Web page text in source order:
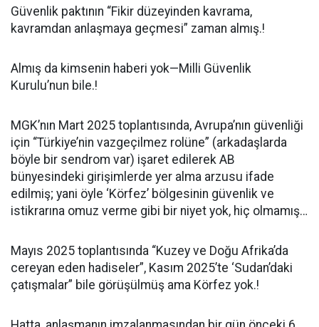
Güvenlik paktının “Fikir düzeyinden kavrama,
kavramdan anlaşmaya geçmesi” zaman almış.!
Almış da kimsenin haberi yok—Milli Güvenlik
Kurulu’nun bile.!
MGK’nın Mart 2025 toplantısında, Avrupa’nın güvenliği
için “Türkiye’nin vazgeçilmez rolüne” (arkadaşlarda
böyle bir sendrom var) işaret edilerek AB
bünyesindeki girişimlerde yer alma arzusu ifade
edilmiş; yani öyle ‘Körfez’ bölgesinin güvenlik ve
istikrarına omuz verme gibi bir niyet yok, hiç olmamış…
Mayıs 2025 toplantısında “Kuzey ve Doğu Afrika’da
cereyan eden hadiseler”, Kasım 2025’te ‘Sudan’daki
çatışmalar” bile görüşülmüş ama Körfez yok.!